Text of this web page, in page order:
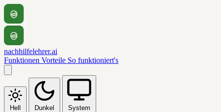
nachhilfelehrer.ai
Funktionen Vorteile So funktioniert's
Hell Dunkel System